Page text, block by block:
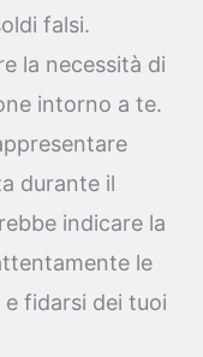
falsi.
la necessità di
intorno a te.
durante il
indicare la
le
fidarsi dei tuoi